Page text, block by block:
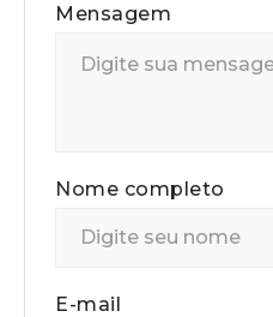
Mensagem
Nome completo
E-mail